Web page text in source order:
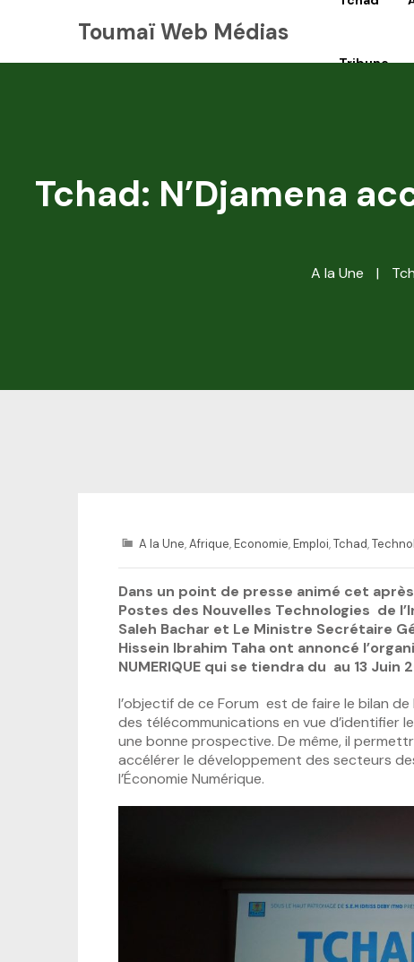
Toumaï Web Médias
Tribune
Tchad: N’Djamena
A la Une |
A la Une,Afrique,Economie,Emploi,Tchad,
Dans un point de presse animé cet
Postes des Nouvelles Technologies de
Saleh Bachar et Le Ministre Secrétaire
Hissein Ibrahim Taha ont annoncé
NUMERIQUE qui se tiendra du au 13 Juin
l’objectif de ce Forum est de faire le bilan
des télécommunications en vue d’identifier
une bonne prospective. De même, il
accélérer le développement des secteurs
l’Économie Numérique.